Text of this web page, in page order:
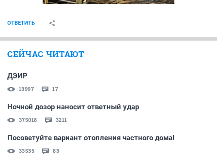
ОТВЕТИТЬ
СЕЙЧАС ЧИТАЮТ
ДЭИР
13997 17
Ночной дозор наносит ответный удар
375018 3211
Посоветуйте вариант отопления частного дома!
33535 83